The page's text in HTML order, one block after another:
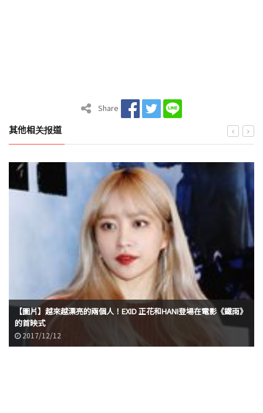
Share
其他相关报道
【圖片】越來越漂亮的兩個人！EXID 正花和HANI登場在電影《鐵雨》
的首映式
2017/12/12